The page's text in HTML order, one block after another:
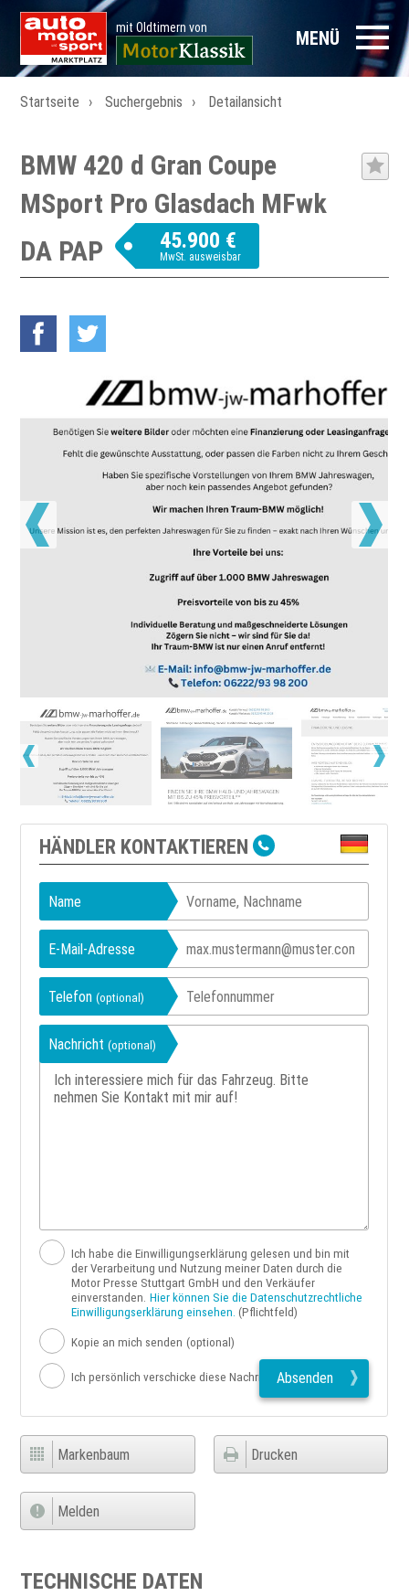
mit Oldtimern von MENÜ
Startseite Suchergebnis Detailansicht
BMW 420 d Gran Coupe
MSport Pro Glasdach MFwk
DA PAP
45.900 €
MwSt. ausweisbar
HÄNDLER KONTAKTIEREN
Name
E-Mail-Adresse
Telefon(optional)
Nachricht(optional)
Ich habe die Einwilligungserklärung gelesen und bin mit
der Verarbeitung und Nutzung meiner Daten durch die
Motor Presse Stuttgart GmbH und den Verkäufer
einverstanden. Hier können Sie die Datenschutzrechtliche
Einwilligungserklärung einsehen. (Pflichtfeld)
Kopie an mich senden (optional)
Ich persönlich verschicke diese Nachricht Absenden
Markenbaum Drucken
Melden
TECHNISCHE DATEN